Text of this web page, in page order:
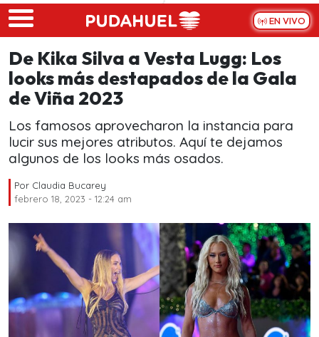
Skip to main content
EN VIVO
De Kika Silva a Vesta Lugg: Los
looks más destapados de la Gala
de Viña 2023
Los famosos aprovecharon la instancia para
lucir sus mejores atributos. Aquí te dejamos
algunos de los looks más osados.
Por Claudia Bucarey
febrero 18, 2023 - 12:24 am